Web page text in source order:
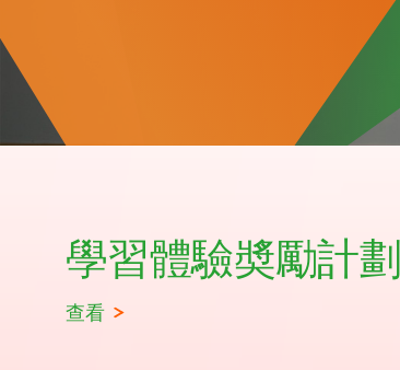
學習體驗奬勵計劃
查看